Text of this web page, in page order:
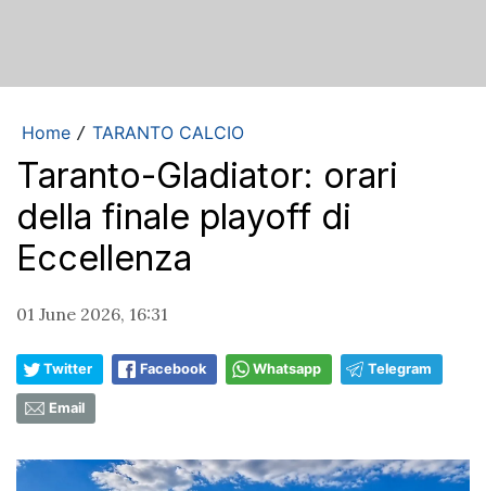
Home / TARANTO CALCIO
Taranto-Gladiator: orari
della finale playoff di
Eccellenza
01 June 2026, 16:31
Twitter Facebook Whatsapp Telegram
Email